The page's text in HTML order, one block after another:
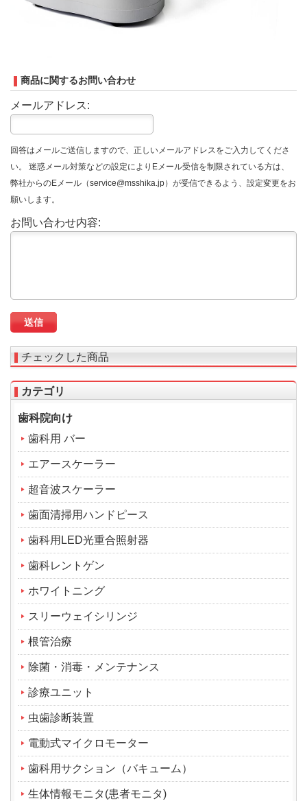
商品に関するお問い合わせ
メールアドレス:
回答はメールご送信しますので、正しいメールアドレスをご入力してくださ
い。 迷惑メール対策などの設定によりEメール受信を制限されている方は、
弊社からのEメール（service@msshika.jp）が受信できるよう、設定変更をお
願いします。
お問い合わせ内容:
チェックした商品
カテゴリ
歯科院向け
歯科用 バー
エアースケーラー
超音波スケーラー
歯面清掃用ハンドピース
歯科用LED光重合照射器
歯科レントゲン
ホワイトニング
スリーウェイシリンジ
根管治療
除菌・消毒・メンテナンス
診療ユニット
虫歯診断装置
電動式マイクロモーター
歯科用サクション（バキューム）
生体情報モニタ(患者モニタ)